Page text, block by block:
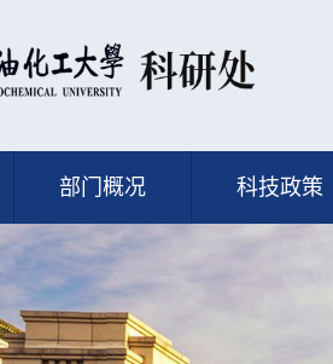
部门概况 科技政策